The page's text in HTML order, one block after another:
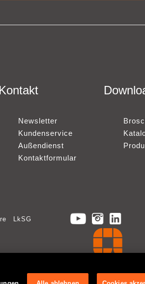
Kontakt
Newsletter
Kundenservice
Außendienst
Kontaktformular
LkSG